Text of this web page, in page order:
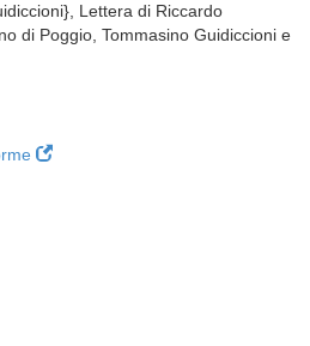
Lettera di Riccardo
di Poggio, Tommasino Guidiccioni e